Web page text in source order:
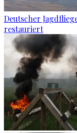
Deutscher
restauriert